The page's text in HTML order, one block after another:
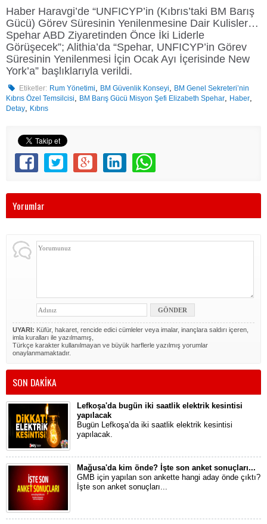
Haber Haravgi’de “UNFICYP’in (Kıbrıs’taki BM Barış
Gücü) Görev Süresinin Yenilenmesine Dair Kulisler…
Spehar ABD Ziyaretinden Önce İki Liderle
Görüşecek”; Alithia’da “Spehar, UNFICYP’in Görev
Süresinin Yenilenmesi İçin Ocak Ayı İçerisinde New
York’a” başlıklarıyla verildi.
Etiketler: Rum Yönetimi BM Güvenlik Konseyi
BM Genel Sekreteri’nin
Kıbrıs Özel Temsilcisi
BM Barış Gücü Misyon Şefi Elizabeth Spehar Haber
Detay Kıbrıs
Yorumlar
UYARI: Küfür, hakaret, rencide edici cümleler veya imalar, inançlara saldırı içeren,
imla kuralları ile yazılmamış,
Türkçe karakter kullanılmayan ve büyük harflerle yazılmış yorumlar
onaylanmamaktadır.
SON DAKİKA
Lefkoşa'da bugün iki saatlik elektrik kesintisi
yapılacak
Bugün Lefkoşa’da iki saatlik elektrik kesintisi
yapılacak.
Mağusa'da kim önde? İşte son anket sonuçları...
GMB için yapılan son ankette hangi aday önde çıktı?
İşte son anket sonuçları...